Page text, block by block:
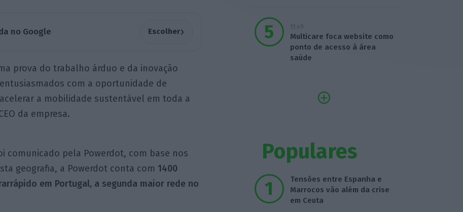
no Google Escolher›
prova do trabalho árduo e da inovação
com a oportunidade de
a mobilidade sustentável em toda a
da empresa.
comunicado pela Powerdot, com base nos
geografia, a Powerdot conta com 1400
em Portugal, a segunda maior rede no
11:49
Multicare foca website como
ponto de acesso à área
saúde
Populares
Tensões entre Espanha e
Marrocos vão além da crise
em Ceuta